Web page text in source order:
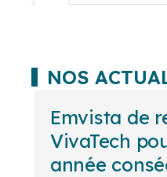
NOS
Emvista de
VivaTech
année